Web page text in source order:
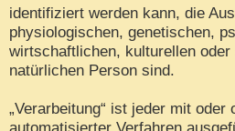
identifiziert werden kann, die
physiologischen, genetischen,
wirtschaftlichen, kulturellen
natürlichen Person sind.
„Verarbeitung“ ist jeder mit oder